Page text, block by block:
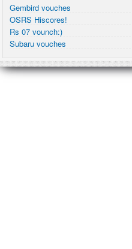
Gembird vouches
OSRS Hiscores!
Rs 07 vounch:)
Subaru vouches